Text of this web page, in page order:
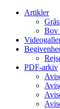
Artikler
Bov
PDF-arkiv